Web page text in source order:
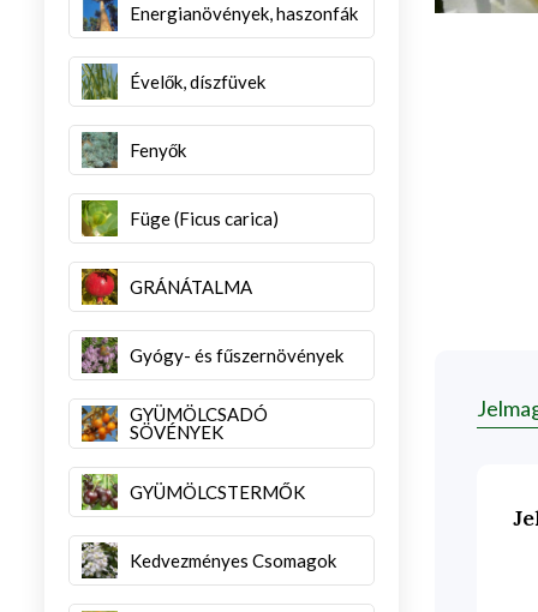
Energianövények, haszonfák
Évelők, díszfüvek
Fenyők
Füge (Ficus carica)
GRÁNÁTALMA
Gyógy- és fűszernövények
GYÜMÖLCSADÓ
SÖVÉNYEK
GYÜMÖLCSTERMŐK
Kedvezményes Csomagok